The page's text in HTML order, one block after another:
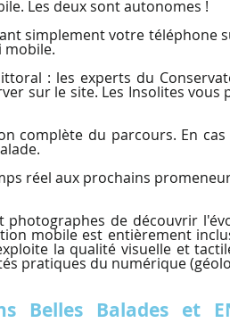
Les deux sont autonomes !
simplement votre
mobile.
littoral : les experts du
sur le site. Les Insolites
complète du parcours. En
réel aux prochains
de découvrir
mobile est entièrement
la qualité visuelle et
pratiques du numérique
Belles Balades et